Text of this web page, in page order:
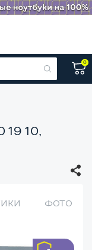
0
10,
ФОТО